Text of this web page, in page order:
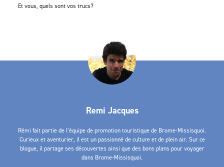
Et vous, quels sont vos trucs?
Remi Jacques
Rémi fait partie de l’équipe de promotion touristique de Brome-Missisquoi.
Curieux et aventurier, il est un passionné de culture et de plein air. Sur ce
blogue, il partage ses découvertes ainsi que des bons plans pour voyager
dans Brome-Missisquoi.